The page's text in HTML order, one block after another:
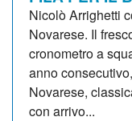
Nicolò Arrighetti
Novarese. Il
cronometro a
anno
Novarese,
con arrivo...